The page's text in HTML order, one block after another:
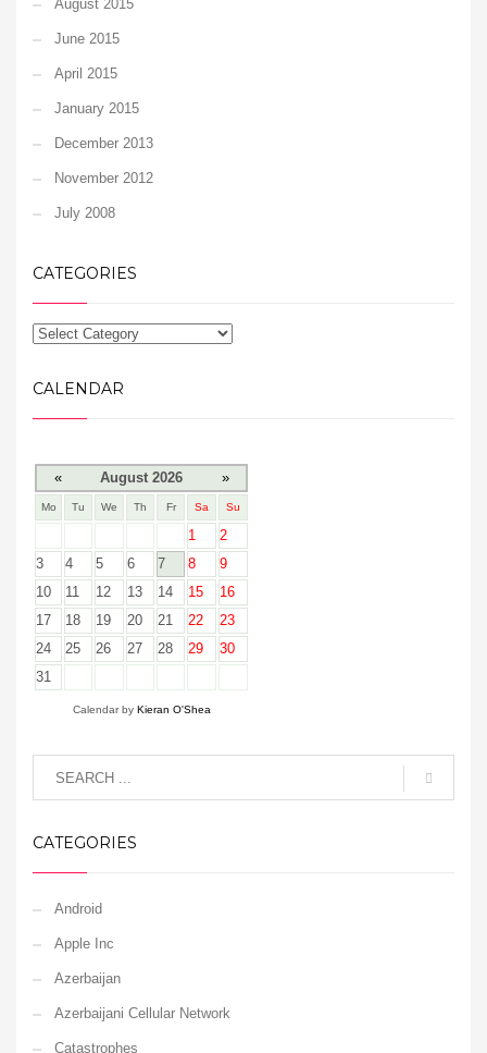
August 2015
June 2015
April 2015
January 2015
December 2013
November 2012
July 2008
CATEGORIES
CALENDAR
« August 2026 »
Mo Tu We Th Fr Sa Su
1
2
3
4 5 6 7 8
9
10
11 12 13 14 15
16
17
18 19 20 21 22
23
24
25 26 27 28 29
30
31
Calendar by Kieran O'Shea
CATEGORIES
Android
Apple Inc
Azerbaijan
Azerbaijani Cellular Network
Catastrophes